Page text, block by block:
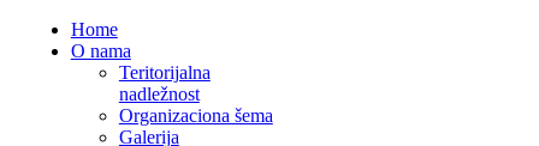
Home
O nama
Teritorijalna
nadležnost
Organizaciona šema
Galerija